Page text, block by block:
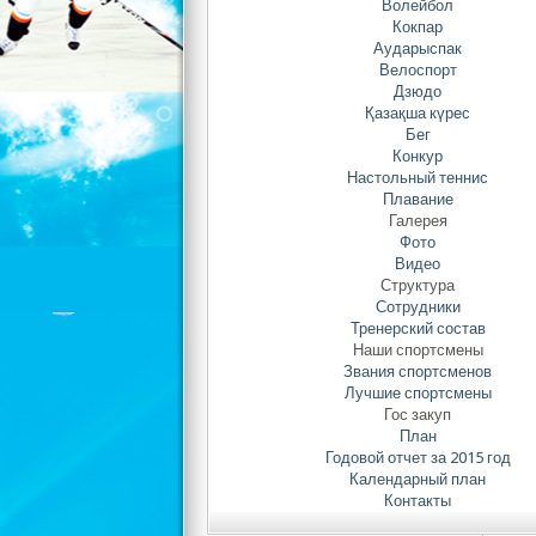
Волейбол
Кокпар
Аударыспак
Велоспорт
Дзюдо
Қазақша күрес
Бег
Конкур
Настольный теннис
Плавание
Галерея
Фото
Видео
Структура
Сотрудники
Тренерский состав
Наши спортсмены
Звания спортсменов
Лучшие спортсмены
Гос закуп
План
Годовой отчет за 2015 год
Календарный план
Контакты